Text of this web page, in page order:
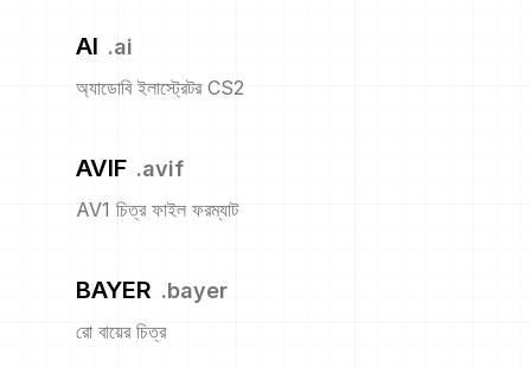
AI .ai
অ্যাডোবি ইলাস্ট্রেটর CS2
AVIF .avif
AV1 চিত্র ফাইল ফরম্যাট
BAYER .bayer
রো বায়ের চিত্র